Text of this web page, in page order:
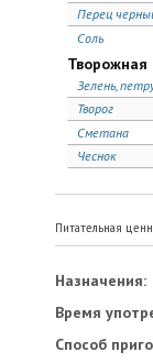
Перец
Соль
Творожная
Зелень,
Творог
Сметана
Чеснок
Питательная
Назначения:
Время
Способ